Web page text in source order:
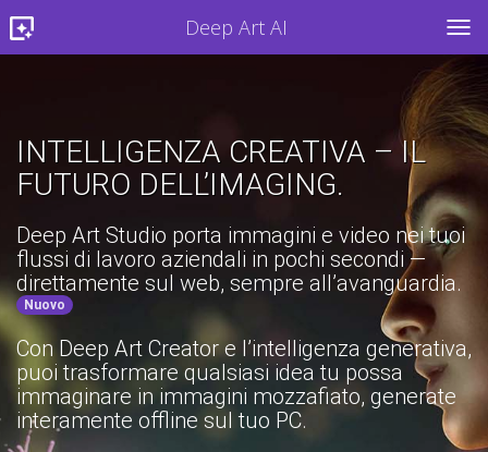
Deep Art AI
INTELLIGENZA CREATIVA – IL
FUTURO DELL’IMAGING.
Deep Art Studio porta immagini e video nei tuoi
flussi di lavoro aziendali in pochi secondi —
direttamente sul web, sempre all’avanguardia.
Nuovo
Con Deep Art Creator e l’intelligenza generativa,
puoi trasformare qualsiasi idea tu possa
immaginare in immagini mozzafiato, generate
interamente offline sul tuo PC.